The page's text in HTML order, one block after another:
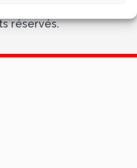
réservés.